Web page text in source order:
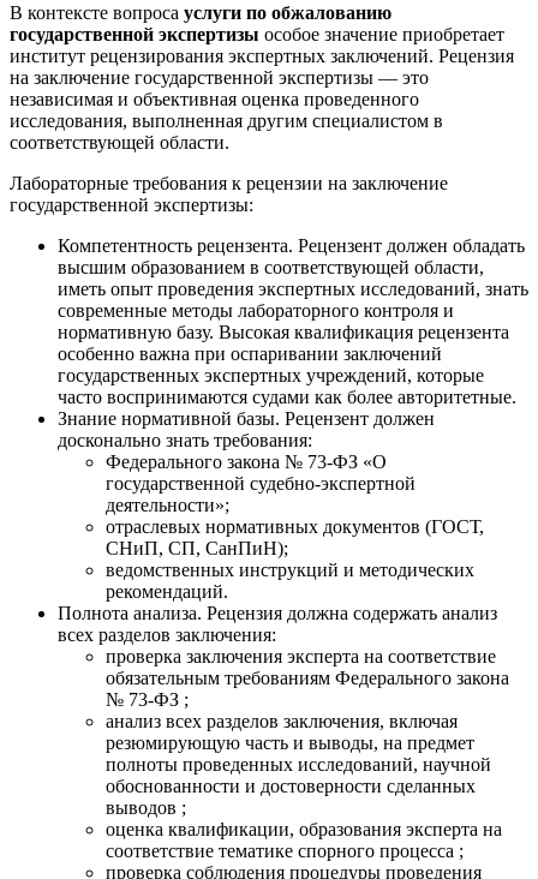
В контексте вопроса услуги по обжалованию
государственной экспертизы особое значение приобретает
институт рецензирования экспертных заключений. Рецензия
на заключение государственной экспертизы — это
независимая и объективная оценка проведенного
исследования, выполненная другим специалистом в
соответствующей области.
Лабораторные требования к рецензии на заключение
государственной экспертизы:
Компетентность рецензента. Рецензент должен обладать
высшим образованием в соответствующей области,
иметь опыт проведения экспертных исследований, знать
современные методы лабораторного контроля и
нормативную базу. Высокая квалификация рецензента
особенно важна при оспаривании заключений
государственных экспертных учреждений, которые
часто воспринимаются судами как более авторитетные.
Знание нормативной базы. Рецензент должен
досконально знать требования:
Федерального закона № 73-ФЗ «О
государственной судебно-экспертной
деятельности»;
отраслевых нормативных документов (ГОСТ,
СНиП, СП, СанПиН);
ведомственных инструкций и методических
рекомендаций.
Полнота анализа. Рецензия должна содержать анализ
всех разделов заключения:
проверка заключения эксперта на соответствие
обязательным требованиям Федерального закона
№ 73-ФЗ ;
анализ всех разделов заключения, включая
резюмирующую часть и выводы, на предмет
полноты проведенных исследований, научной
обоснованности и достоверности сделанных
выводов ;
оценка квалификации, образования эксперта на
соответствие тематике спорного процесса ;
проверка соблюдения процедуры проведения